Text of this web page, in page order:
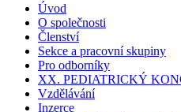
Úvod
O společnosti
Členství
Sekce a pracovní skupiny
Pro odborníky
XX. PEDIATRICKÝ
Vzdělávání
Inzerce